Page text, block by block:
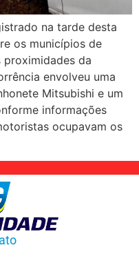
na tarde desta
os municípios de
proximidades da
envolveu uma
Mitsubishi e um
informações
ocupavam os